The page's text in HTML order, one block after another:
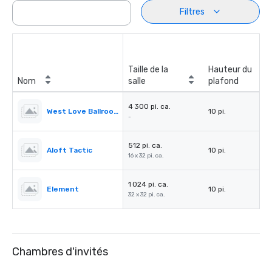
Filtres
Nom
Taille de la
salle
Hauteur du
plafond
West Love Ballroom
4 300 pi. ca.
-
10 pi.
Aloft Tactic
512 pi. ca.
16 x 32 pi. ca.
10 pi.
Element
1 024 pi. ca.
32 x 32 pi. ca.
10 pi.
Chambres d'invités